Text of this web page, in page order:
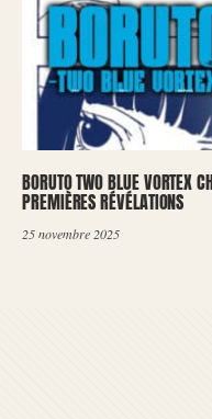
BORUTO TWO BLUE VORTEX
PREMIÈRES RÉVÉLATIONS
25 novembre 2025